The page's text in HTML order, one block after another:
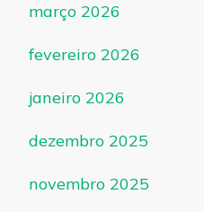
março 2026
fevereiro 2026
janeiro 2026
dezembro 2025
novembro 2025